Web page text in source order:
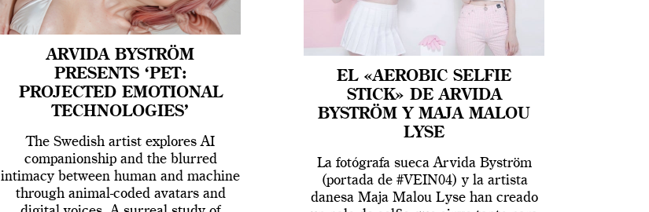
ARVIDA BYSTRÖM
PRESENTS ‘PET:
PROJECTED EMOTIONAL
TECHNOLOGIES’
The Swedish artist explores AI
companionship and the blurred
intimacy between human and machine
through animal-coded avatars and
EL «AEROBIC SELFIE
STICK» DE ARVIDA
BYSTRÖM Y MAJA MALOU
LYSE
La fotógrafa sueca Arvida Byström
(portada de #VEIN04) y la artista
danesa Maja Malou Lyse han creado